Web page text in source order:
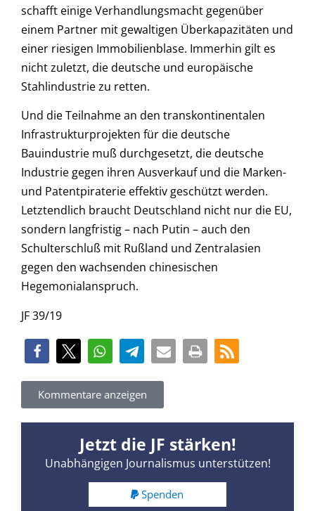
schafft einige Verhandlungsmacht gegenüber
einem Partner mit gewaltigen Überkapazitäten und
einer riesigen Immobilienblase. Immerhin gilt es
nicht zuletzt, die deutsche und europäische
Stahlindustrie zu retten.
Und die Teilnahme an den transkontinentalen
Infrastrukturprojekten für die deutsche
Bauindustrie muß durchgesetzt, die deutsche
Industrie gegen ihren Ausverkauf und die Marken-
und Patentpiraterie effektiv geschützt werden.
Letztendlich braucht Deutschland nicht nur die EU,
sondern langfristig – nach Putin – auch den
Schulterschluß mit Rußland und Zentralasien
gegen den wachsenden chinesischen
Hegemonialanspruch.
JF 39/19
Kommentare anzeigen
Jetzt die JF stärken!
Unabhängigen Journalismus unterstützen!
Spenden